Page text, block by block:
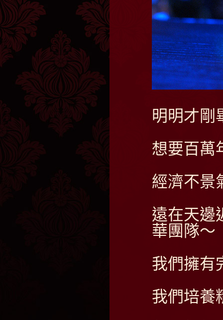
明明才剛
想要百萬
經濟不景
遠在天邊
華團隊～
我們擁有
我們培養